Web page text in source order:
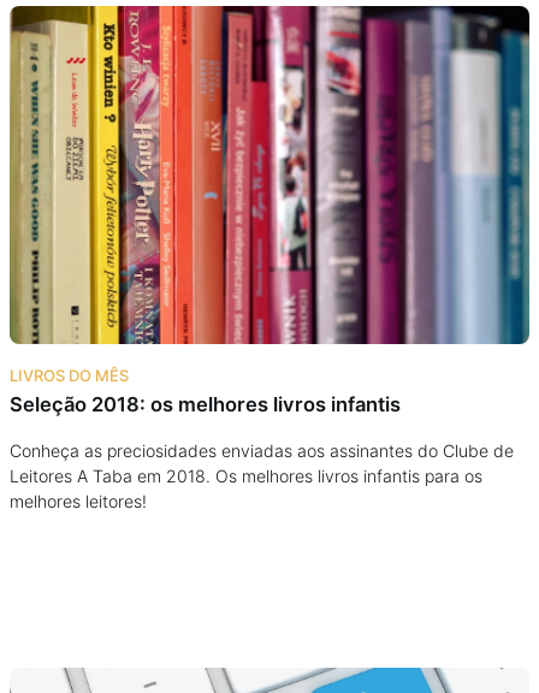
E-Books
Eventos
Podcast
Assine
Taba na Escola
LIVROS DO MÊS
Seleção 2018: os melhores livros infantis
Conheça as preciosidades enviadas aos assinantes do Clube de
Leitores A Taba em 2018. Os melhores livros infantis para os
melhores leitores!